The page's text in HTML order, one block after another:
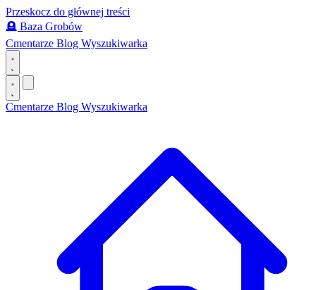
Przeskocz do głównej treści
🪦 Baza Grobów
Cmentarze Blog Wyszukiwarka
Cmentarze Blog Wyszukiwarka